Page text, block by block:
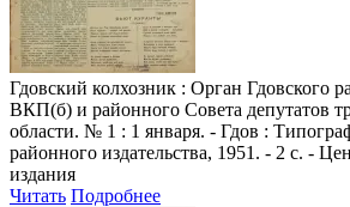
Гдовский колхозник : Орган Гдовского
ВКП(б) и районного Совета депутатов
области. № 1 : 1 января. - Гдов :
районного издательства, 1951. - 2 с. -
издания
Читать Подробнее